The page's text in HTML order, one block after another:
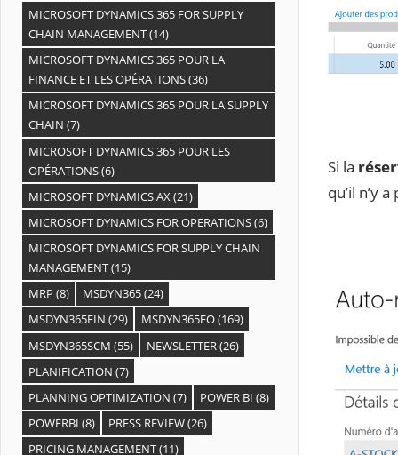
Si la
qu’il n’y
MICROSOFT DYNAMICS 365 FOR SUPPLY
CHAIN MANAGEMENT(14)
MICROSOFT DYNAMICS 365 POUR LA
FINANCE ET LES OPÉRATIONS(36)
MICROSOFT DYNAMICS 365 POUR LA SUPPLY
CHAIN (7)
MICROSOFT DYNAMICS 365 POUR LES
OPÉRATIONS(6)
MICROSOFT DYNAMICS AX(21)
MICROSOFT DYNAMICS FOR OPERATIONS(6)
MICROSOFT DYNAMICS FOR SUPPLY CHAIN
MANAGEMENT(15)
MRP (8) MSDYN365(24)
MSDYN365FIN (29) MSDYN365FO(169)
MSDYN365SCM (55) NEWSLETTER(26)
PLANIFICATION (7)
PLANNING OPTIMIZATION (7) POWER BI (8)
POWERBI (8) PRESS REVIEW(26)
PRICING MANAGEMENT(11)